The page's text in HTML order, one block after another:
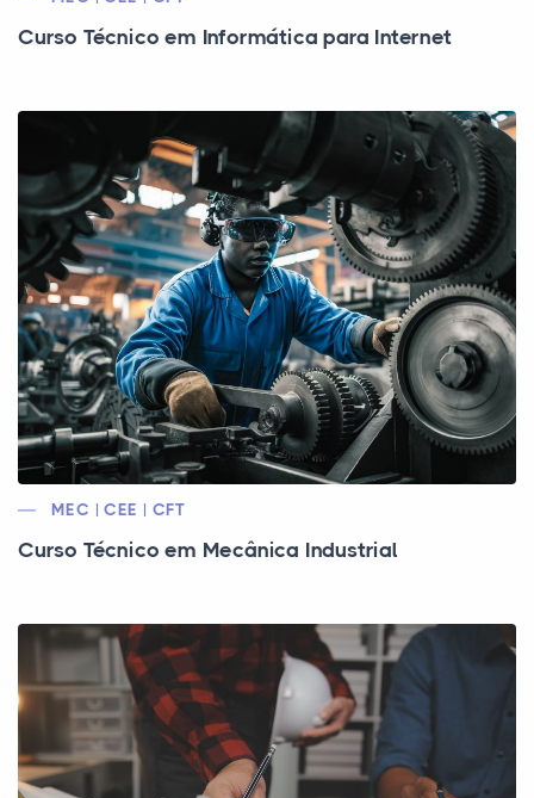
Curso Técnico em Informática para Internet
MEC | CEE | CFT
Curso Técnico em Mecânica Industrial